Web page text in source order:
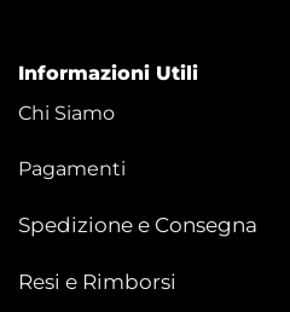
Informazioni Utili
Chi Siamo
Pagamenti
Spedizione e Consegna
Resi e Rimborsi